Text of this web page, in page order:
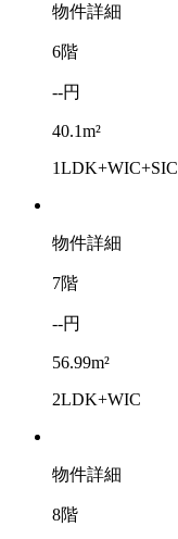
物件詳細
6階
--円
40.1m²
1LDK+WIC+SIC
物件詳細
7階
--円
56.99m²
2LDK+WIC
物件詳細
8階